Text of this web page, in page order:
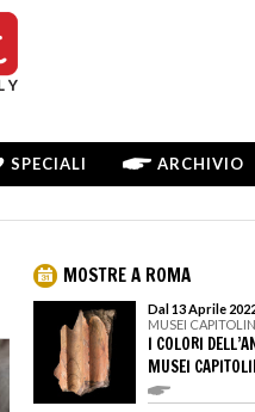
SPECIALI ARCHIVIO
MOSTRE A ROMA
Dal 13 Aprile
MUSEI
I COLORI
MUSEI